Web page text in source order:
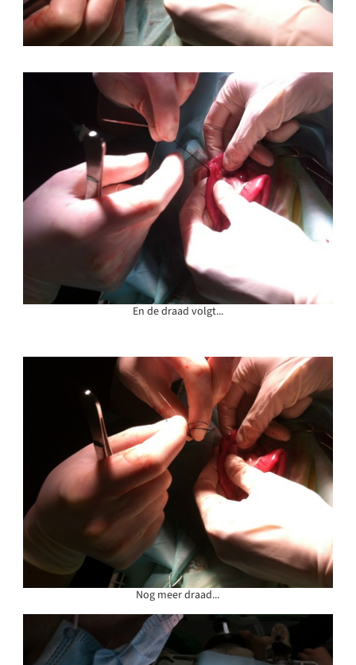
En de draad volgt...
Nog meer draad...